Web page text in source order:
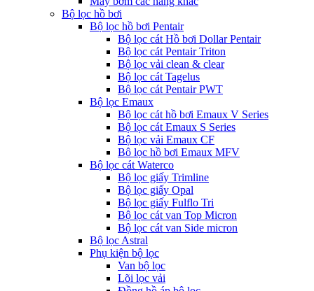
Bộ lọc hồ bơi
Bộ lọc hồ bơi Pentair
Bộ lọc cát Hồ bơi Dollar Pentair
Bộ lọc cát Pentair Triton
Bộ lọc vải clean & clear
Bộ lọc cát Tagelus
Bộ lọc cát Pentair PWT
Bộ lọc Emaux
Bộ lọc cát hồ bơi Emaux V Series
Bộ lọc cát Emaux S Series
Bộ lọc vải Emaux CF
Bô lọc hồ bơi Emaux MFV
Bộ lọc cát Waterco
Bộ lọc giấy Trimline
Bộ lọc giấy Opal
Bộ lọc giấy Fulflo Tri
Bộ lọc cát van Top Micron
Bộ lọc cát van Side micron
Bộ lọc Astral
Phụ kiện bộ lọc
Van bộ lọc
Lõi lọc vải